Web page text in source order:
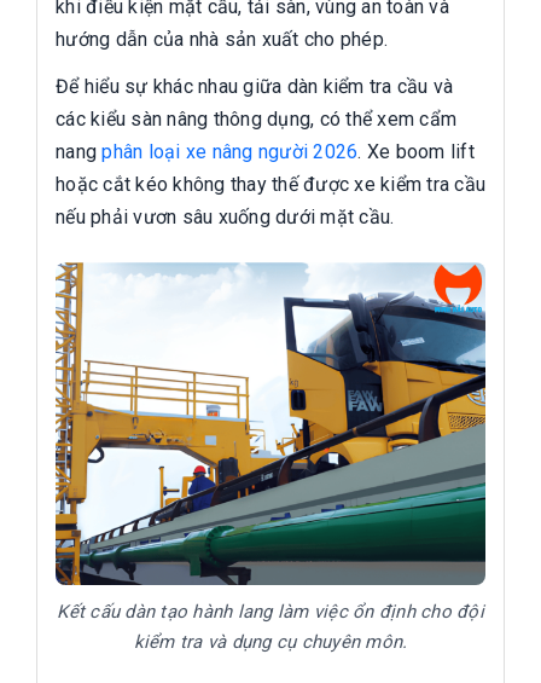
khi điều kiện mặt cầu, tải sàn, vùng an toàn và
hướng dẫn của nhà sản xuất cho phép.
Để hiểu sự khác nhau giữa dàn kiểm tra cầu và
các kiểu sàn nâng thông dụng, có thể xem cẩm
nangphân loại xe nâng người 2026. Xe boom lift
hoặc cắt kéo không thay thế được xe kiểm tra cầu
nếu phải vươn sâu xuống dưới mặt cầu.
Kết cấu dàn tạo hành lang làm việc ổn định cho đội
kiểm tra và dụng cụ chuyên môn.